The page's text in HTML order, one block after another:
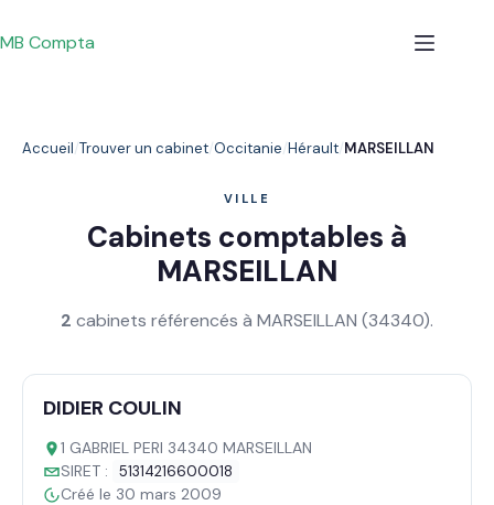
au
contenu
MB Compta
Accueil Trouver un cabinet Occitanie Hérault MARSEILLAN
VILLE
Cabinets comptables à
MARSEILLAN
2 cabinets référencés à MARSEILLAN (34340).
DIDIER COULIN
1 GABRIEL PERI 34340 MARSEILLAN
SIRET :
51314216600018
Créé le 30 mars 2009